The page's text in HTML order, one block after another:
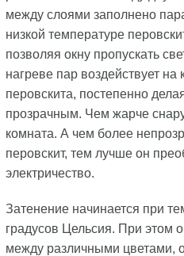
между слоями заполнено
низкой температуре
позволяя окну пропускать
нагреве пар воздействует на
перовскита, постепенно
прозрачным. Чем жарче
комната. А чем более
перовскит, тем лучше он
электричество.
Затенение начинается при
градусов Цельсия. При этом
между различными цветами,